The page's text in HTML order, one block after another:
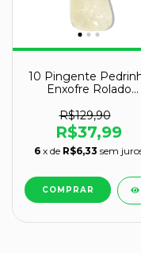
10 Pingente
Enxofre Rolado
Prateado Atacado
R$129,90
R$37,99
6 x de R$6,33 sem